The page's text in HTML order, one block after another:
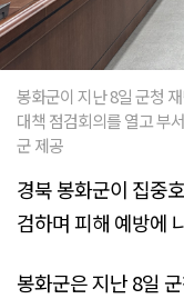
봉화군이 지난 8일 군청
대책 점검회의를 열고 부
군 제공
경북 봉화군이 집중
검하며 피해 예방에
봉화군은 지난 8일